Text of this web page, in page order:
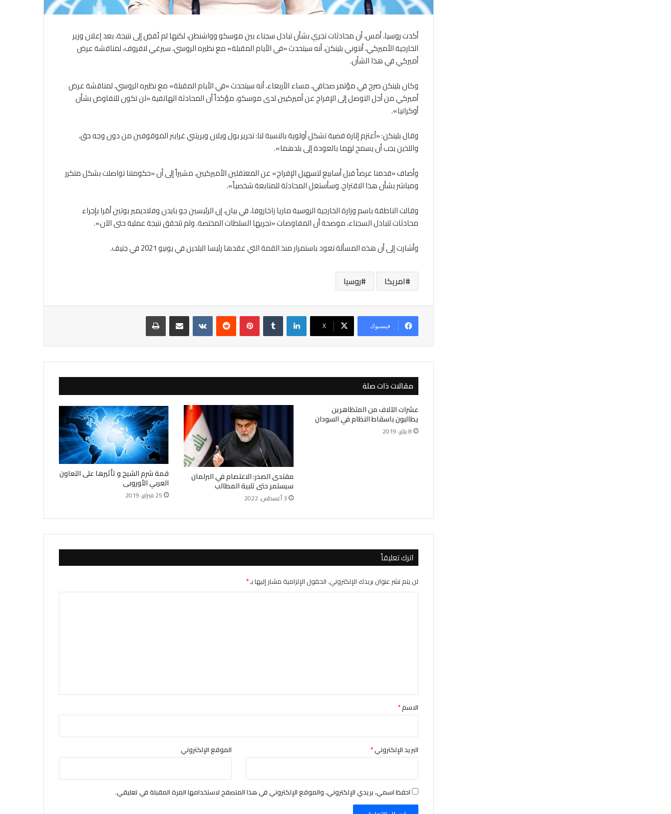
أكدت روسيا، أمس، أن محادثات تجري بشأن تبادل سجناء بين موسكو وواشنطن، لكنها لم تُفضِ إلى نتيجة، بعد إعلان وزير
الخارجية الأميركي، أنتوني بلينكن، أنه سيتحدث «في الأيام المقبلة» مع نظيره الروسي، سيرغي لافروف، لمناقشة عرض
أميركي في هذا الشأن.
وكان بلينكن صرح في مؤتمر صحافي، مساء الأربعاء، أنه سيتحدث «في الأيام المقبلة» مع نظيره الروسي، لمناقشة عرض
أميركي من أجل التوصل إلى الإفراج عن أميركيين لدى موسكو، مؤكداً أن المحادثة الهاتفية «لن تكون للتفاوض بشأن
أوكرانيا».
وقال بلينكن: «أعتزم إثارة قضية تشكل أولوية بالنسبة لنا: تحرير بول ويلان وبريتني غراينر الموقوفين من دون وجه حق،
واللذين يجب أن يسمح لهما بالعودة إلى بلدهما».
وأضاف «قدمنا عرضاً قبل أسابيع لتسهيل الإفراج» عن المعتقلين الأميركيين، مشيراً إلى أن «حكومتنا تواصلت بشكل متكرر
ومباشر بشأن هذا الاقتراح، وسأستغل المحادثة للمتابعة شخصياً».
وقالت الناطقة باسم وزارة الخارجية الروسية ماريا زاخاروفا، في بيان، إن الرئيسين جو بايدن وفلاديمير بوتين أمَرا بإجراء
محادثات لتبادل السجناء، موضحة أن المفاوضات «تجريها السلطات المختصة. ولم تتحقق نتيجة عملية حتى الآن».
وأشارت إلى أن هذه المسألة تعود باستمرار منذ القمة التي عقدها رئيسا البلدين في يونيو 2021 في جنيف.
امريكا روسيا
فيسبوك ‫X
لينكدإن بينتيريست مشاركة عبر البريد طباعة
مقالات ذات صلة
عشرات الآلاف من المتظاهرين
يطالبون باسقاط النظام في السودان
8 يناير، 2019
مقتدى الصدر: الاعتصام في البرلمان
سيستمر‭ ‬حتى تلبية المطالب
3 أغسطس، 2022
قمة شرم الشيخ و تأثيرها على التعاون
العربي الأوروبى
25 فبراير، 2019
اترك تعليقاً
لن يتم نشر عنوان بريدك الإلكتروني.الحقول الإلزامية مشار إليها بـ*
*الاسم*
البريد الإلكتروني* الموقع الإلكتروني
احفظ اسمي، بريدي الإلكتروني، والموقع الإلكتروني في هذا المتصفح لاستخدامها المرة المقبلة في تعليقي.